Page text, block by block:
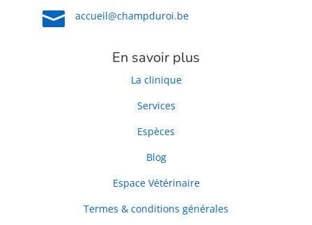
 accueil@champduroi.be
En savoir plus
La clinique
Services
Espèces
Blog
Espace Vétérinaire
Termes & conditions générales